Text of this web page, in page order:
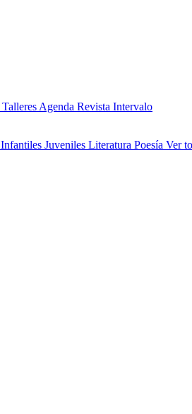
Talleres Agenda Revista Intervalo
Infantiles Juveniles Literatura Poesía Ver